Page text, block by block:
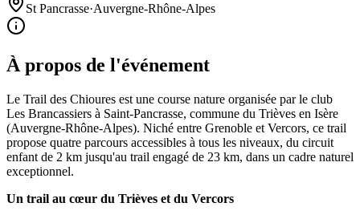
St Pancrasse·Auvergne-Rhône-Alpes
À propos de l'événement
Le Trail des Chioures est une course nature organisée par le club
Les Brancassiers à Saint-Pancrasse, commune du Trièves en Isère
(Auvergne-Rhône-Alpes). Niché entre Grenoble et Vercors, ce trail
propose quatre parcours accessibles à tous les niveaux, du circuit
enfant de 2 km jusqu'au trail engagé de 23 km, dans un cadre naturel
exceptionnel.
Un trail au cœur du Trièves et du Vercors